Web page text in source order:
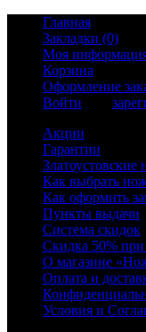
Главная
Закладки (0)
Моя
Корзина
Оформление
Войти
Акции
Гарантии
Как выбрать
Как оформить
Пункты выдачи
Система скидок
Скидка 50%
О магазине
Оплата и
Условия и